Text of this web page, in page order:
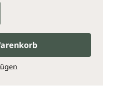
Gib den